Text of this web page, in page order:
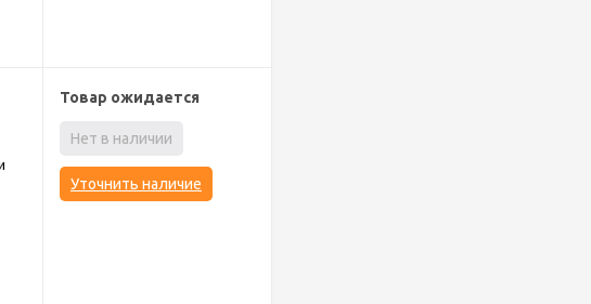
Товар ожидается
Нет в наличии
Уточнить наличие